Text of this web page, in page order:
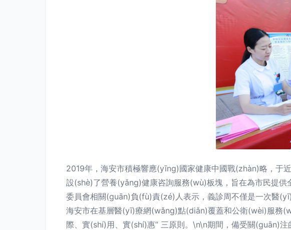
2019年，海安市積極響應(yīng)國家健康中國戰(zhàn)略，于
設(shè)了營養(yǎng)健康咨詢服務(wù)板塊，旨在為市民提
委員會相關(guān)負(fù)責(zé)人表示，義診周不僅是一次醫
海安市在基層醫(yī)療網(wǎng)點(diǎn)覆蓋和公衛(wèi)服務
際、實(shí)用、實(shí)惠” 三原則。\n\n期間，備受關(guān)